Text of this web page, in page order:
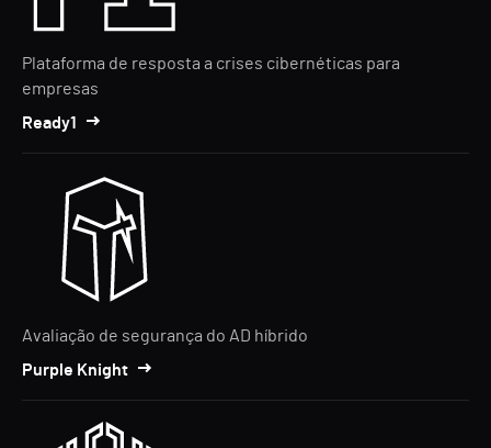
Plataforma de resposta a crises cibernéticas para
empresas
Ready1
Avaliação de segurança do AD híbrido
Purple Knight